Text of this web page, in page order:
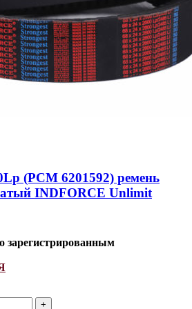
(PCM 6201592) ремень
INDFORCE Unlimit
зарегистрированным